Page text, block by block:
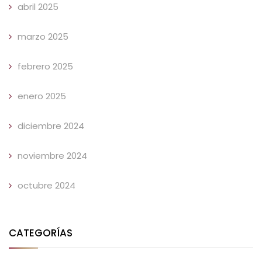
abril 2025
marzo 2025
febrero 2025
enero 2025
diciembre 2024
noviembre 2024
octubre 2024
CATEGORÍAS